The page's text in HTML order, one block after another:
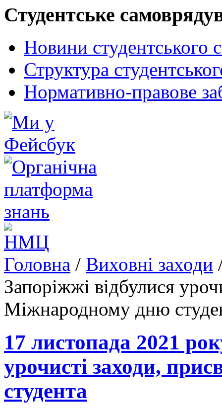
Студентське
Новини студентського
Структура
Нормативно-правове
Головна / Виховні заходи
Запоріжжі відбулися
Міжнародному дню
17 листопада 2021
урочисті заходи,
студента